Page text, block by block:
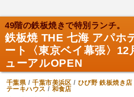
49階の鉄板焼きで特別ランチ。
鉄板焼 THE 七海 アパホ
ート〈東京ベイ幕張〉12
ューアルOPEN
千葉県/千葉市美浜区 / ひび野 鉄板焼き店
テーキハウス / 和食店